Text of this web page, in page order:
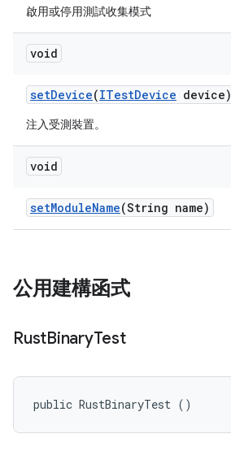
啟用或停用測試收集模式
void
setDevice(ITestDevice device)
注入受測裝置。
void
setModuleName(String name)
公用建構函式
RustBinaryTest
public RustBinaryTest ()